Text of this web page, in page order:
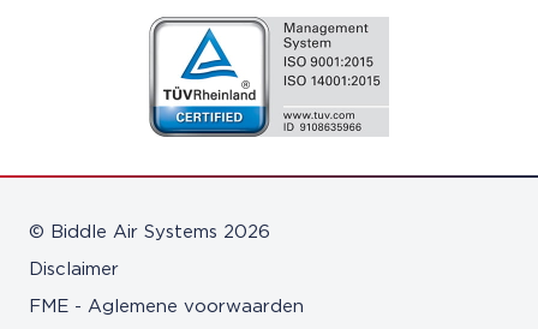
© Biddle Air Systems 2026
Disclaimer
FME - Aglemene voorwaarden